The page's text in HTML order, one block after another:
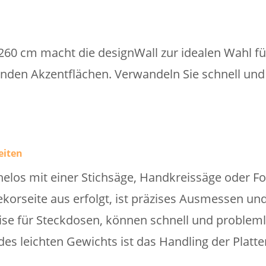
cm macht die designWall zur idealen Wahl
Akzentflächen. Verwandeln Sie schnell
mit einer Stichsäge, Handkreissäge oder
aus erfolgt, ist präzises Ausmessen
für Steckdosen, können schnell und
leichten Gewichts ist das Handling der